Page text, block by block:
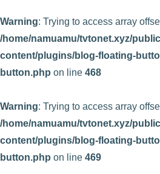
Warning: Trying to access array
/home/namuamu/tvtonet.xyz/
content/plugins/blog-floating-
button.php on line 468
Warning: Trying to access array
/home/namuamu/tvtonet.xyz/
content/plugins/blog-floating-
button.php on line 469